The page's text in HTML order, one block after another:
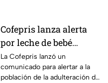
Cofepris lanza alerta
por leche de bebé
adulterada: ¿Qué marca
es y cómo identificarla?
La Cofepris lanzó un
comunicado para alertar a la
población de la adulteración de